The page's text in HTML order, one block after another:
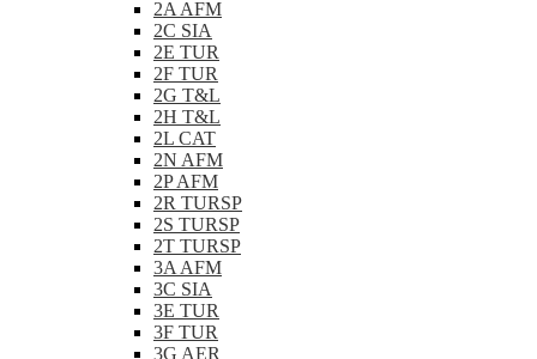
2A AFM
2C SIA
2E TUR
2F TUR
2G T&L
2H T&L
2L CAT
2N AFM
2P AFM
2R TURSP
2S TURSP
2T TURSP
3A AFM
3C SIA
3E TUR
3F TUR
3G AER